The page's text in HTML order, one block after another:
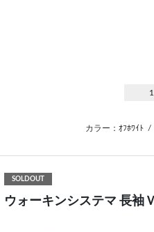
1
カラー：ｵﾌﾎﾜｲﾄ /
SOLDOUT
ウォーキンシステマ 長袖